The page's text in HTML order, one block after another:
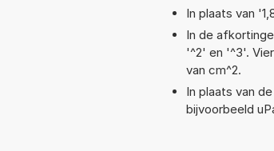
In plaats van
In de
'^2' en '^3'.
van cm^2.
In plaats van
bijvoorbeeld